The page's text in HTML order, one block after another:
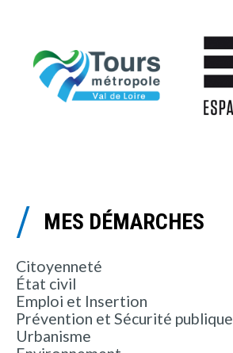
MES DÉMARCHES
Citoyenneté
État civil
Emploi et Insertion
Prévention et Sécurité publique
Urbanisme